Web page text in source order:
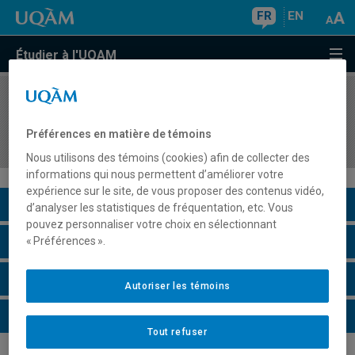
FR EN
Étudier à l'UQAM
COURS//
des technologies d'information
Description du cours
Horaire - Été 2026
Horaire - Automne 2026
Horaire - Hiver 2027
Préférences en matière de témoins
Nous utilisons des témoins (cookies) afin de collecter des
informations qui nous permettent d’améliorer votre
expérience sur le site, de vous proposer des contenus vidéo,
d’analyser les statistiques de fréquentation, etc. Vous
pouvez personnaliser votre choix en sélectionnant
« Préférences ».
Tout refuser
Autoriser les témoins